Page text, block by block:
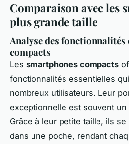
Comparaison avec les
plus grande taille
Analyse des fonctionnalités
compacts
Les smartphones compacts
fonctionnalités essentielles
nombreux utilisateurs. Leur
exceptionnelle est souvent
Grâce à leur petite taille, ils
dans une poche, rendant